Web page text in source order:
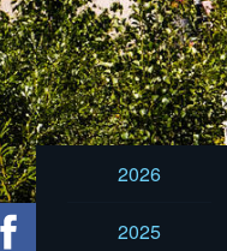
2026
2025